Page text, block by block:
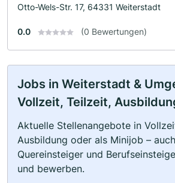
Otto-Wels-Str. 17, 64331 Weiterstadt
0.0 (0 Bewertungen)
Jobs in Weiterstadt &
Vollzeit, Teilzeit,
Aktuelle Stellenangebote in
Ausbildung oder als Minijob –
Quereinsteiger und
und bewerben.